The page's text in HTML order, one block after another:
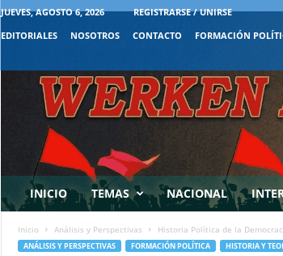
JUEVES, AGOSTO 6, 2026
REGISTRARSE / UNIRSE
EDITORIALES
NOSOTROS CONTACTO FORMACIÓN
INICIO TEMAS NACIONAL
Inicio Análisis y Perspectivas Historia Política de la
ANÁLISIS Y PERSPECTIVAS FORMACIÓN POLÍTICA HISTORIA Y